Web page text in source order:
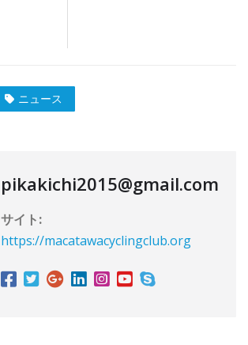
ニュース
pikakichi2015@gmail.com
サイト:
https://macatawacyclingclub.org